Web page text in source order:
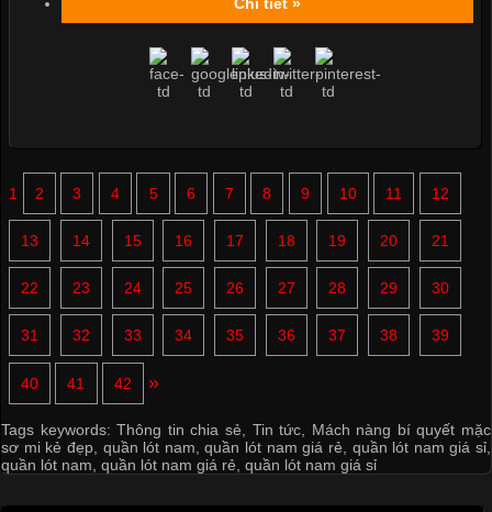
1 2 3 4 5 6 7 8 9 10 11 12
13 14 15 16 17 18 19 20 21
22 23 24 25 26 27 28 29 30
31 32 33 34 35 36 37 38 39
40 41 42 »
Tags keywords:Thông tin chia sẻ Tin tức
Mách nàng bí quyết mặc
sơ mi kẻ đẹp, quần lót nam ,quần lót nam giá rẻ quần lót nam giá sỉ
quần lót nam quần lót nam giá rẻ quần lót nam giá sỉ